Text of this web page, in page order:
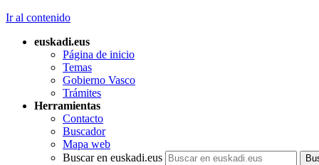
Ir al contenido
euskadi.eus
Página de inicio
Temas
Gobierno Vasco
Trámites
Herramientas
Contacto
Buscador
Mapa web
Buscar en euskadi.eus